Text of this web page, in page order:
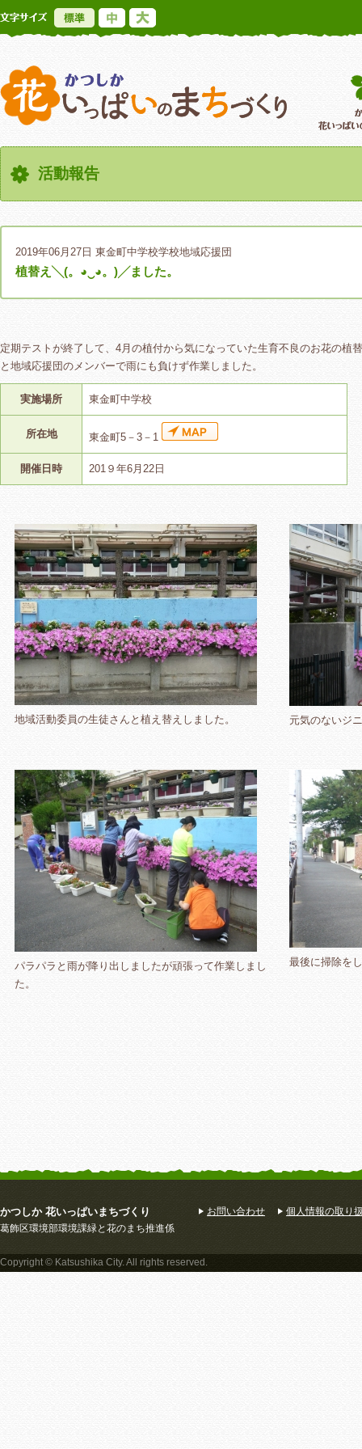
標準
かつしか花い
活動報告
2019年06月27日 東金町中学校学校地域応援団
植替え╲(。◕‿◕。)╱ました。
定期テストが終了して、4月の植付から気になっていた生育不良のお花の植
と地域応援団のメンバーで雨にも負けず作業しました。
実施場所 東金町中学校
所在地 東金町5－3－1
開催日時 201９年6月22日
地域活動委員の生徒さんと植え替えしました。 元気のないジ
パラパラと雨が降り出しましたが頑張って作業しまし
た。
最後に掃除を
かつしか 花いっぱいまちづくり
葛飾区環境部環境課緑と花のまち推進係
お問い合わせ 個人情報の取り
Copyright © Katsushika City. All rights reserved.